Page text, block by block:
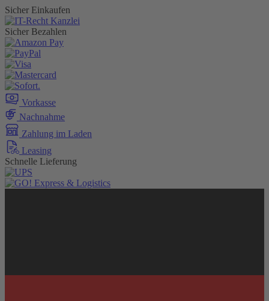
Sicher Einkaufen
Sicher Bezahlen
Vorkasse
Nachnahme
Zahlung im Laden
Leasing
Schnelle Lieferung